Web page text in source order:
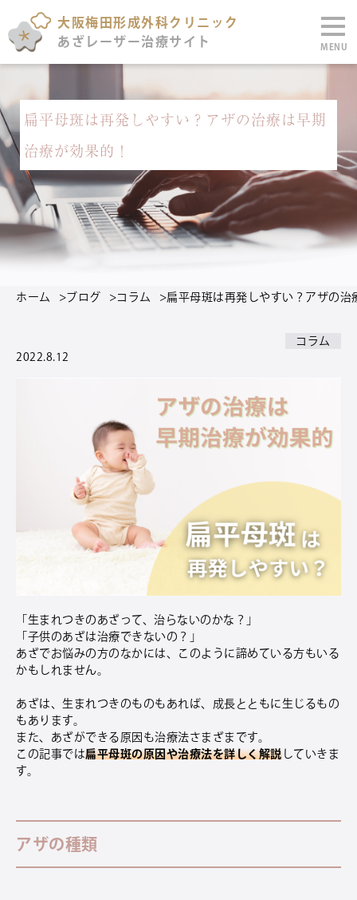
大阪梅田形成外科クリニック
あざレーザー治療サイト
MENU
扁平母斑は再発しやすい？アザの治療は早期
治療が効果的！
ホーム >ブログ >コラム >扁平母斑は再発しやすい？アザの治
コラム
2022.8.12
「生まれつきのあざって、治らないのかな？」
「子供のあざは治療できないの？」
あざでお悩みの方のなかには、このように諦めている方もいる
かもしれません。
あざは、生まれつきのものもあれば、成長とともに生じるもの
もあります。
また、あざができる原因も治療法さまざまです。
この記事では扁平母斑の原因や治療法を詳しく解説していきま
す。
アザの種類